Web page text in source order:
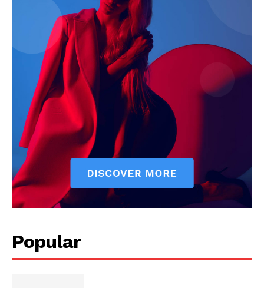
Popular